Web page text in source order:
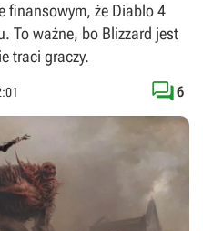
finansowym, że Diablo 4
To ważne, bo Blizzard jest
traci graczy.
6